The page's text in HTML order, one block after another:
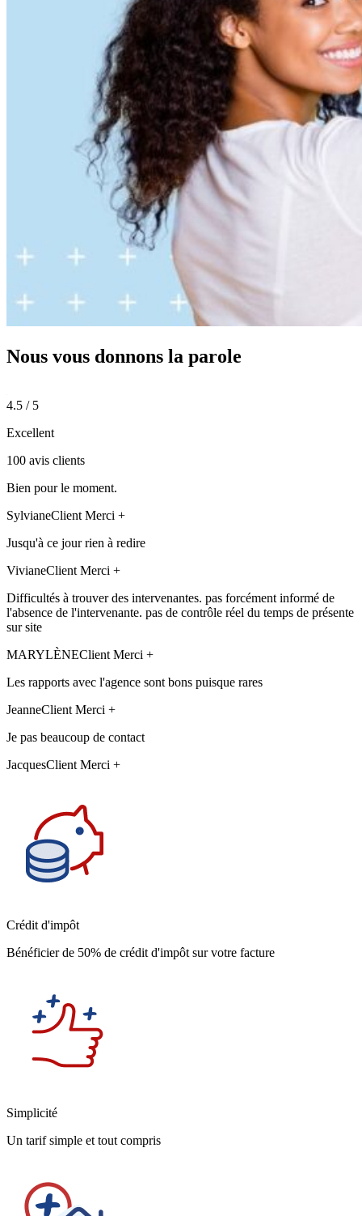
Nous vous donnons la parole
4.5 / 5
Excellent
100 avis clients
Bien pour le moment.
SylvianeClient Merci +
Jusqu'à ce jour rien à redire
VivianeClient Merci +
Difficultés à trouver des intervenantes. pas forcément informé de
l'absence de l'intervenante. pas de contrôle réel du temps de présente
sur site
MARYLÈNEClient Merci +
Les rapports avec l'agence sont bons puisque rares
JeanneClient Merci +
Je pas beaucoup de contact
JacquesClient Merci +
Crédit d'impôt
Bénéficier de 50% de crédit d'impôt sur votre facture
Simplicité
Un tarif simple et tout compris